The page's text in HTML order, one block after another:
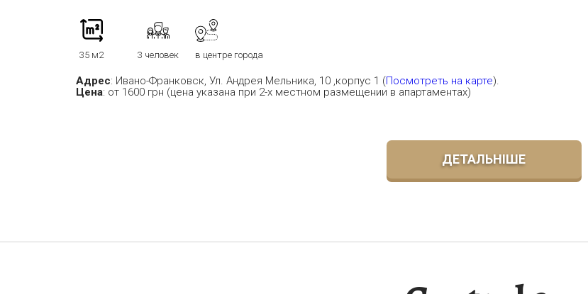
35 м2 3 человек в центре города
Адрес: Ивано-Франковск, Ул. Андрея Мельника, 10 ,корпус 1 (Посмотреть на карте).
Цена: от 1600 грн (цена указана при 2-х местном размещении в апартаментах)
ДЕТАЛЬНІШЕ